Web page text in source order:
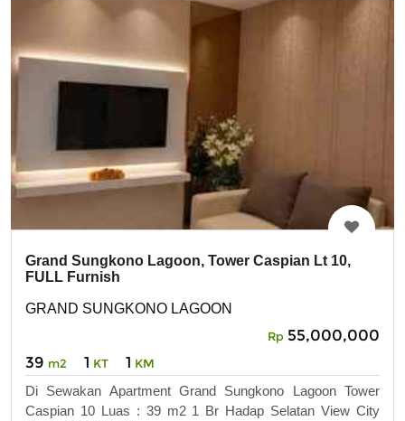
Grand Sungkono Lagoon, Tower Caspian Lt 10,
FULL Furnish
GRAND SUNGKONO LAGOON
Rp 55,000,000
39 m2 1 KT 1 KM
Di Sewakan Apartment Grand Sungkono Lagoon Tower
Caspian 10 Luas : 39 m2 1 Br Hadap Selatan View City